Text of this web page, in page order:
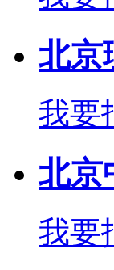
北京
我要
北京
我要